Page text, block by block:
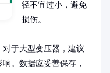
径不宜过小，避免
损伤。
于大型变压器，建议
。数据应妥善保存，